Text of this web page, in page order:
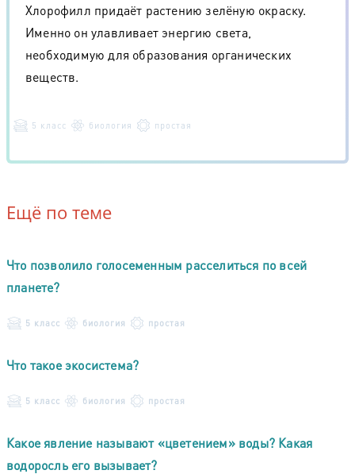
Хлорофилл придаёт растению зелёную окраску.
Именно он улавливает энергию света,
необходимую для образования органических
веществ.
5 класс биология простая
Ещё по теме
Что позволило голосеменным расселиться по всей
планете?
5 класс биология простая
Что такое экосистема?
5 класс биология простая
Какое явление называют «цветением» воды? Какая
водоросль его вызывает?